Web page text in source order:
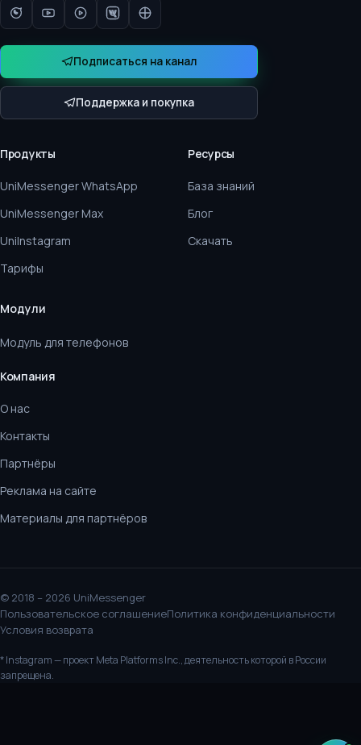
Подписаться на канал
Поддержка и покупка
Продукты
UniMessenger WhatsApp
UniMessenger Max
UniInstagram
Тарифы
Модули
Модуль для телефонов
Ресурсы
База знаний
Блог
Скачать
Компания
О нас
Контакты
Партнёры
Реклама на сайте
Материалы для партнёров
© 2018 – 2026 UniMessenger
Пользовательское соглашениеПолитика конфиденциальности
Условия возврата
* Instagram — проект Meta Platforms Inc., деятельность которой в России
запрещена.